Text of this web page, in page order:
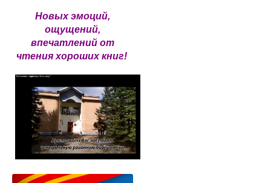
Новых эмоций,
ощущений,
впечатлений от
чтения хороших книг!